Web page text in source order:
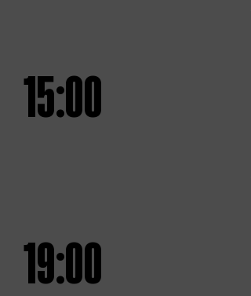
15:00
19:00